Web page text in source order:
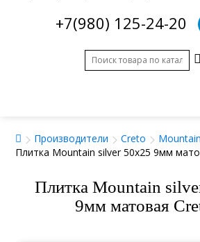
+7(980) 125-24-20
Производители Creto
Mountain
Плитка Mountain silver 50x25 9мм
Плитка Mountain
9мм матовая